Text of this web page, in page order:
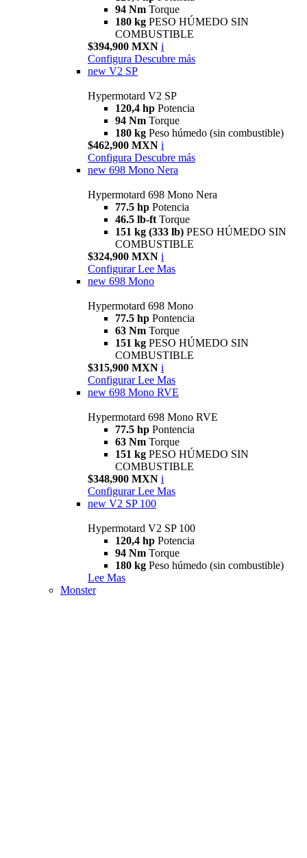
94 Nm Torque
180 kg PESO HÚMEDO SIN
COMBUSTIBLE
$394,900 MXN i
Configura Descubre más
new V2 SP
Hypermotard V2 SP
120,4 hp Potencia
94 Nm Torque
180 kg Peso húmedo (sin combustible)
$462,900 MXN i
Configura Descubre más
new 698 Mono Nera
Hypermotard 698 Mono Nera
77.5 hp Potencia
46.5 lb-ft Torque
151 kg (333 lb) PESO HÚMEDO SIN
COMBUSTIBLE
$324,900 MXN i
Configurar Lee Mas
new 698 Mono
Hypermotard 698 Mono
77.5 hp Pontencia
63 Nm Torque
151 kg PESO HÚMEDO SIN
COMBUSTIBLE
$315,900 MXN i
Configurar Lee Mas
new 698 Mono RVE
Hypermotard 698 Mono RVE
77.5 hp Pontencia
63 Nm Torque
151 kg PESO HÚMEDO SIN
COMBUSTIBLE
$348,900 MXN i
Configurar Lee Mas
new V2 SP 100
Hypermotard V2 SP 100
120,4 hp Potencia
94 Nm Torque
180 kg Peso húmedo (sin combustible)
Lee Mas
Monster